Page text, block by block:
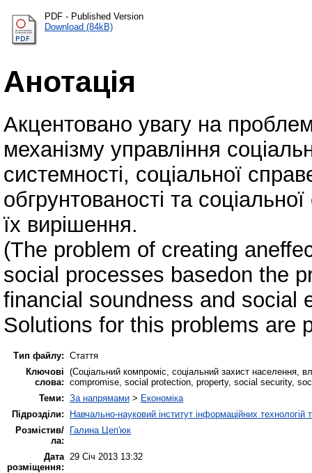
PDF - Published Version
Download (84kB)
Анотація
Акцентовано увагу на
механізму управління
системності, соціальної
обгрунтованості та
їх вирішення.
(The problem of creating
social processes basedon the
financial soundness and social
Solutions for this problems are
Тип файлу: Стаття
Ключові
слова:
(Соціальний компроміс, соціальний захист населення,
compromise, social protection, property, social security,
Теми: За напрямами > Економіка
Підрозділи:
Навчально-науковий інститут інформаційних технологій
Розмістив/
ла:
Галина Цеп'юк
Дата
розміщення:
29 Січ 2013 13:32